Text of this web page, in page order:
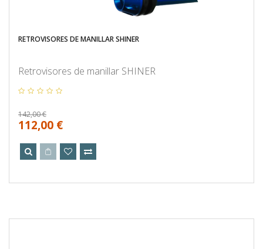
RETROVISORES DE MANILLAR SHINER
Retrovisores de manillar SHINER
142,00 €
112,00 €